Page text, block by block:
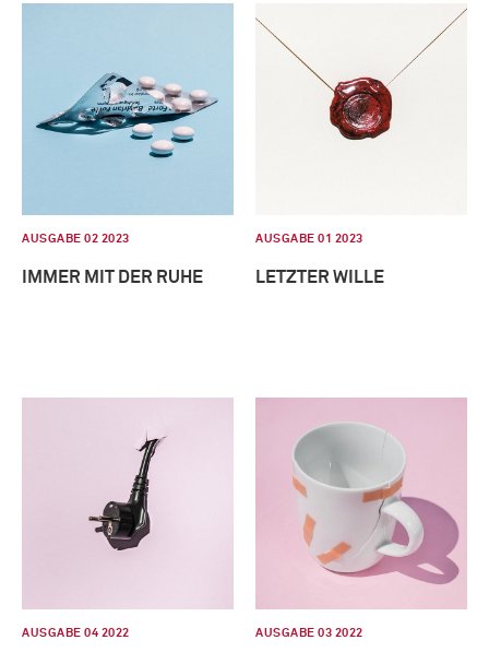
AUSGABE 02 2023
IMMER MIT DER RUHE
AUSGABE 01 2023
LETZTER WILLE
AUSGABE 04 2022 AUSGABE 03 2022